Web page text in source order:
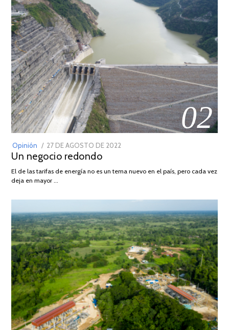
02
Opinión
POSTED
ON
27 DE AGOSTO DE 2022
DE
Un negocio redondo
El de las tarifas de energía no es un tema nuevo en el país, pero cada vez
deja en mayor …